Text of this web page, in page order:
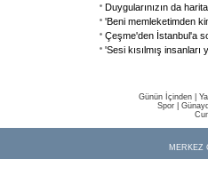
Duygularınızın da
'Beni memleketimden
Çeşme'den İstanbul'a
'Sesi kısılmış insanları
Günün İçinden
Spor
MERKEZ